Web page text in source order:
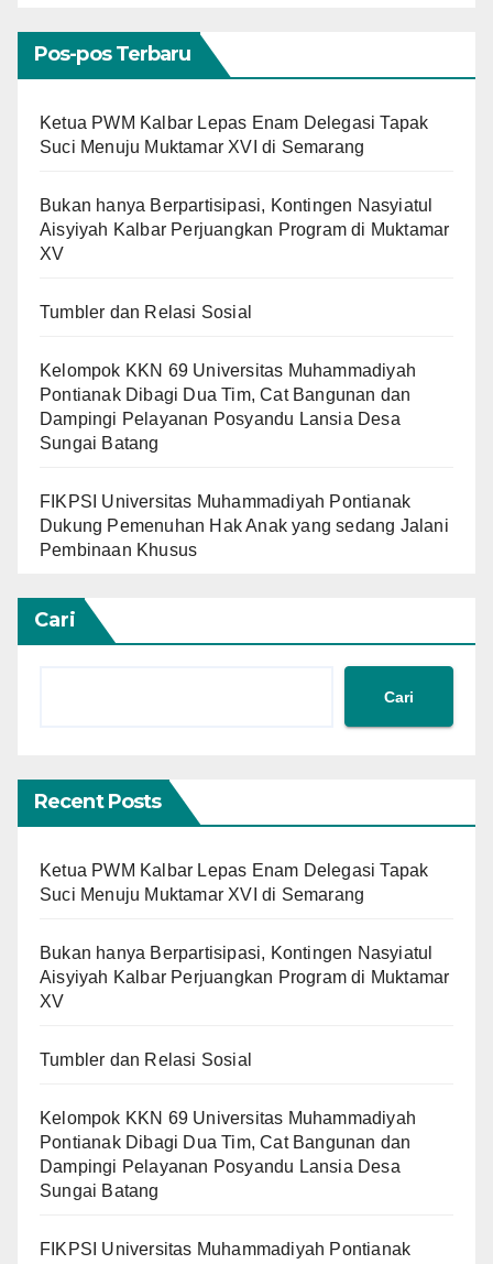
Pos-pos Terbaru
Ketua PWM Kalbar Lepas Enam Delegasi Tapak
Suci Menuju Muktamar XVI di Semarang
Bukan hanya Berpartisipasi, Kontingen Nasyiatul
Aisyiyah Kalbar Perjuangkan Program di Muktamar
XV
Tumbler dan Relasi Sosial
Kelompok KKN 69 Universitas Muhammadiyah
Pontianak Dibagi Dua Tim, Cat Bangunan dan
Dampingi Pelayanan Posyandu Lansia Desa
Sungai Batang
FIKPSI Universitas Muhammadiyah Pontianak
Dukung Pemenuhan Hak Anak yang sedang Jalani
Pembinaan Khusus
Cari
Cari
Recent Posts
Ketua PWM Kalbar Lepas Enam Delegasi Tapak
Suci Menuju Muktamar XVI di Semarang
Bukan hanya Berpartisipasi, Kontingen Nasyiatul
Aisyiyah Kalbar Perjuangkan Program di Muktamar
XV
Tumbler dan Relasi Sosial
Kelompok KKN 69 Universitas Muhammadiyah
Pontianak Dibagi Dua Tim, Cat Bangunan dan
Dampingi Pelayanan Posyandu Lansia Desa
Sungai Batang
FIKPSI Universitas Muhammadiyah Pontianak